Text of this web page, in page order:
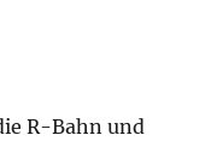
R-Bahn und